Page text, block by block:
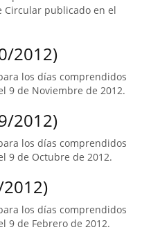
Circular publicado en el
2012)
los días comprendidos
9 de Noviembre de 2012.
2012)
los días comprendidos
9 de Octubre de 2012.
los días comprendidos
9 de Febrero de 2012.